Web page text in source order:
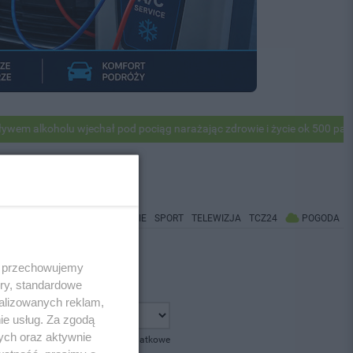
alkoholu wjechał pod pociąg narażając zdrowie i życie ok 500
CO BĘDZIE SPORT TELEWIZJA TCZ24 POGODA
pokaż opcje dodatkowe
standardowe
reklam,
usług. Za zgodą
oraz aktywnie